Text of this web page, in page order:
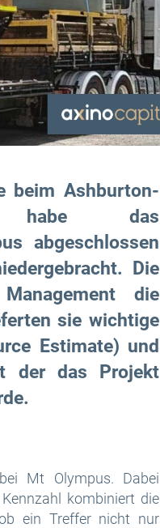
beim Ashburton-
habe das
abgeschlossen
Die
die
sie wichtige
Estimate) und
der das Projekt
Mt Olympus. Dabei
kombiniert die
ein Treffer nicht nur